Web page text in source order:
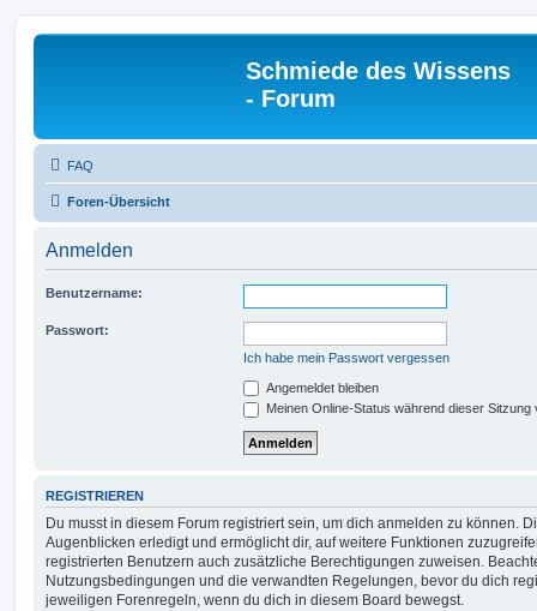
Schmiede des Wissens
- Forum
FAQ
Foren-Übersicht
Anmelden
Benutzername:
Passwort:
Ich habe mein Passwort vergessen
Angemeldet bleiben
Meinen Online-Status während dieser Sitzung
REGISTRIEREN
Du musst in diesem Forum registriert sein, um dich anmelden zu können.
Augenblicken erledigt und ermöglicht dir, auf weitere Funktionen
registrierten Benutzern auch zusätzliche Berechtigungen zuweisen.
Nutzungsbedingungen und die verwandten Regelungen, bevor du dich
jeweiligen Forenregeln, wenn du dich in diesem Board bewegst.